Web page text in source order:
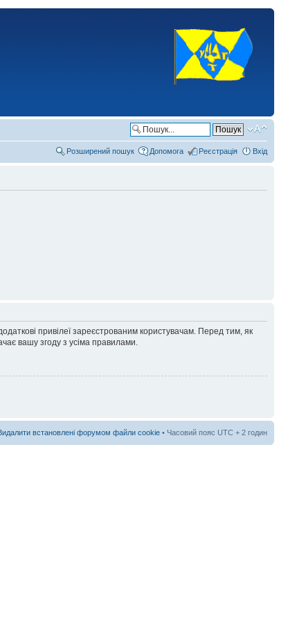
Розширений пошук Допомога Реєстрація Вхід
привілеї зареєстрованим користувачам. Перед тим, як
вашу згоду з усіма правилами.
встановлені форумом файли cookie • Часовий пояс UTC + 2 годин